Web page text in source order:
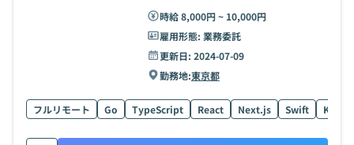
時給 8,000円 ~ 10,000円
雇用形態: 業務委託
更新日: 2024-07-09
勤務地:東京都
フルリモート Go TypeScript React Next.js Swift Kotlin